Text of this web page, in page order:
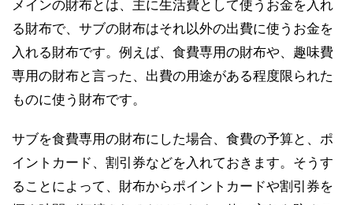
メインの財布とは、主に生活費として使うお金を入れ
る財布で、サブの財布はそれ以外の出費に使うお金を
入れる財布です。例えば、食費専用の財布や、趣味費
専用の財布と言った、出費の用途がある程度限られた
ものに使う財布です。
サブを食費専用の財布にした場合、食費の予算と、ポ
イントカード、割引券などを入れておきます。そうす
ることによって、財布からポイントカードや割引券を